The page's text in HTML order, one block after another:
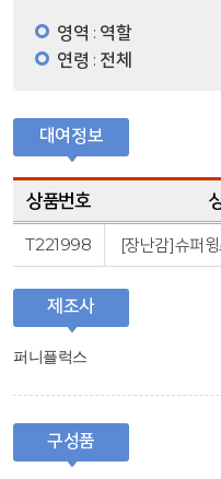
영역 : 역할
연령 : 전체
대여정보
상품번호
T221998 [장난감]슈퍼
제조사
퍼니플럭스
구성품